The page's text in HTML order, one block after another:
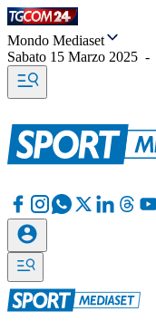
Mondo Mediaset
Sabato 15 Marzo 2025 -